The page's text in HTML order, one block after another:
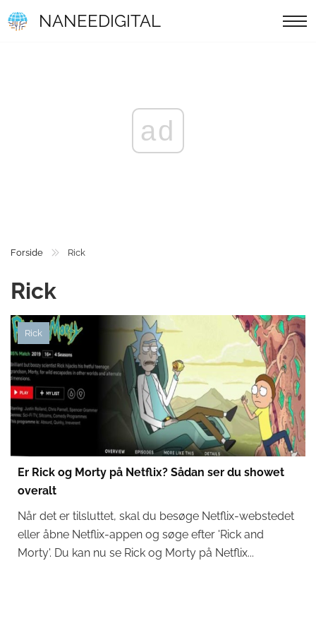
NANEEDIGITAL
ad
Forside Rick
Rick
Rick
Er Rick og Morty på Netflix? Sådan ser du showet
overalt
Når det er tilsluttet, skal du besøge Netflix-webstedet
eller åbne Netflix-appen og søge efter 'Rick and
Morty'. Du kan nu se Rick og Morty på Netflix...